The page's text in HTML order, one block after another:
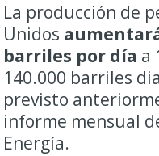
La producción de
Unidos
barriles por día a
140.000 barriles
previsto
informe mensual
Energía.